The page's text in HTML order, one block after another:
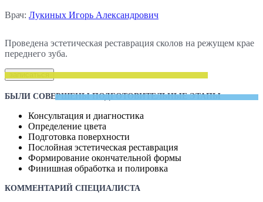
Врач: Лукиных Игорь Александрович
Проведена эстетическая реставрация сколов на режущем крае
переднего зуба.
записаться
БЫЛИ СОВЕРШЕНЫ ПОДГОТОВИТЕЛЬНЫЕ ЭТАПЫ
Консультация и диагностика
Определение цвета
Подготовка поверхности
Послойная эстетическая реставрация
Формирование окончательной формы
Финишная обработка и полировка
КОММЕНТАРИЙ СПЕЦИАЛИСТА